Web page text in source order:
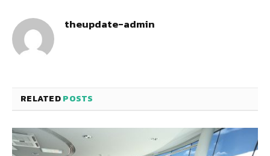
theupdate-admin
RELATEDPOSTS